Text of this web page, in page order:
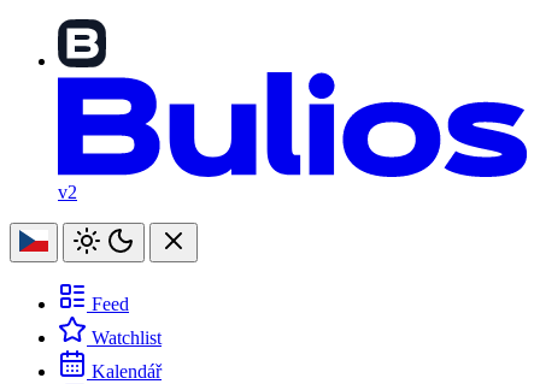
v2
Feed
Watchlist
Kalendář